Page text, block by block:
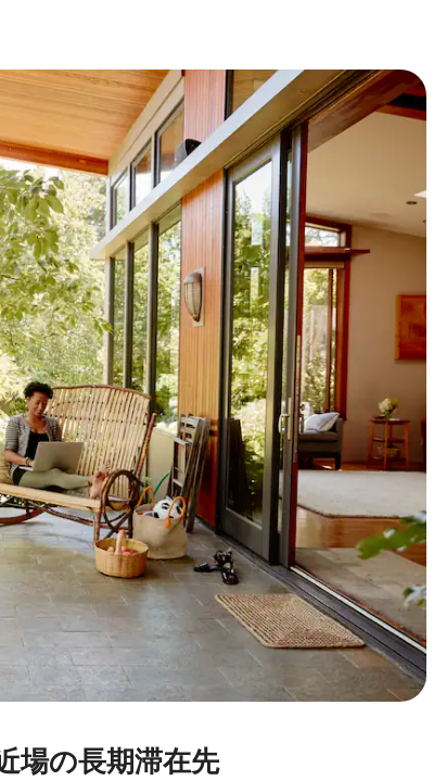
チまたはスワイプして検索結果を確認することができます。
場の長期滞在先